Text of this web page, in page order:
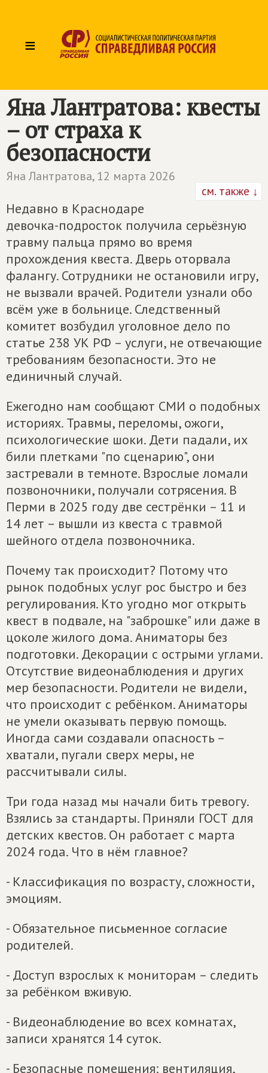
≡
Яна Лантратова: квесты
– от страха к
безопасности
Яна Лантратова,12 марта 2026
см. также ↓
Недавно в Краснодаре
девочка-подросток получила серьёзную
травму пальца прямо во время
прохождения квеста. Дверь оторвала
фалангу. Сотрудники не остановили игру,
не вызвали врачей. Родители узнали обо
всём уже в больнице. Следственный
комитет возбудил уголовное дело по
статье 238 УК РФ – услуги, не отвечающие
требованиям безопасности. Это не
единичный случай.
Ежегодно нам сообщают СМИ о подобных
историях. Травмы, переломы, ожоги,
психологические шоки. Дети падали, их
били плетками "по сценарию", они
застревали в темноте. Взрослые ломали
позвоночники, получали сотрясения. В
Перми в 2025 году две сестрёнки – 11 и
14 лет – вышли из квеста с травмой
шейного отдела позвоночника.
Почему так происходит? Потому что
рынок подобных услуг рос быстро и без
регулирования. Кто угодно мог открыть
квест в подвале, на "заброшке" или даже в
цоколе жилого дома. Аниматоры без
подготовки. Декорации с острыми углами.
Отсутствие видеонаблюдения и других
мер безопасности. Родители не видели,
что происходит с ребёнком. Аниматоры
не умели оказывать первую помощь.
Иногда сами создавали опасность –
хватали, пугали сверх меры, не
рассчитывали силы.
Три года назад мы начали бить тревогу.
Взялись за стандарты. Приняли ГОСТ для
детских квестов. Он работает с марта
2024 года. Что в нём главное?
- Классификация по возрасту, сложности,
эмоциям.
- Обязательное письменное согласие
родителей.
- Доступ взрослых к мониторам – следить
за ребёнком вживую.
- Видеонаблюдение во всех комнатах,
записи хранятся 14 суток.
- Безопасные помещения: вентиляция,